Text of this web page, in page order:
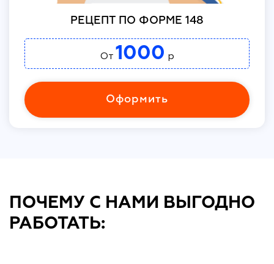
РЕЦЕПТ ПО ФОРМЕ 148
От 1000 р
Оформить
ПОЧЕМУ С НАМИ ВЫГОДНО
РАБОТАТЬ: